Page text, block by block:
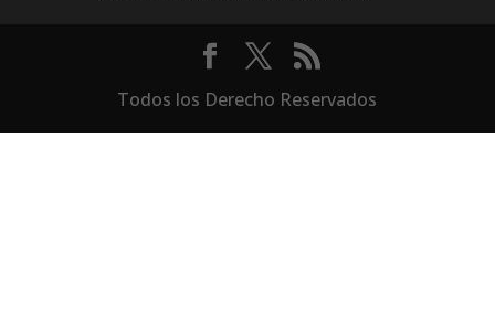
Todos los Derecho Reservados